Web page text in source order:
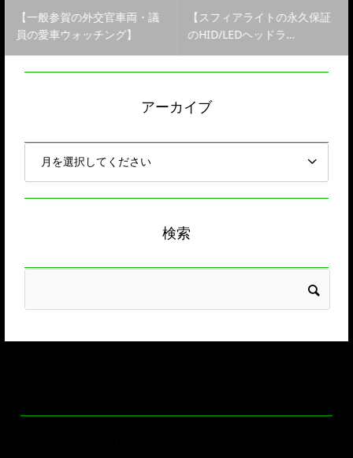
【一般参賀の外交官車両・議
員の愛車ウォッチング】
【スフィアライトの永久保証
のHID/LEDヘッドラ…
アーカイブ
検索